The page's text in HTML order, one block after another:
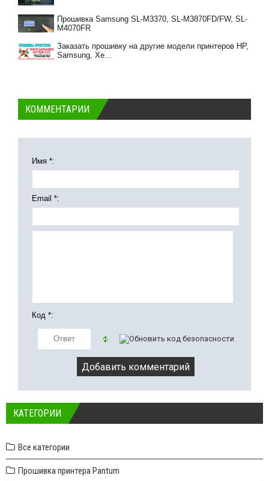
Прошивка Samsung SL-M3370, SL-M3870FD/FW, SL-
M4070FR
Заказать прошивку на другие модели принтеров HP,
Samsung, Xe...
КОММЕНТАРИИ
Имя *:
Email *:
Код *:
КАТЕГОРИИ
Все категории
Прошивка принтера Pantum